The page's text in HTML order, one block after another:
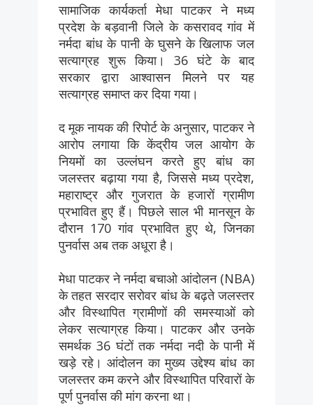
सामाजिक कार्यकर्ता मेधा पाटकर ने मध्य
प्रदेश के बड़वानी जिले के कसरावद गांव में
नर्मदा बांध के पानी के घुसने के खिलाफ जल
सत्याग्रह शुरू किया। 36 घंटे के बाद
सरकार द्वारा आश्वासन मिलने पर यह
सत्याग्रह समाप्त कर दिया गया।
द मूक नायक की रिपोर्ट के अनुसार, पाटकर ने
आरोप लगाया कि केंद्रीय जल आयोग के
नियमों का उल्लंघन करते हुए बांध का
जलस्तर बढ़ाया गया है, जिससे मध्य प्रदेश,
महाराष्ट्र और गुजरात के हजारों ग्रामीण
प्रभावित हुए हैं। पिछले साल भी मानसून के
दौरान 170 गांव प्रभावित हुए थे, जिनका
पुनर्वास अब तक अधूरा है।
मेधा पाटकर ने नर्मदा बचाओ आंदोलन (NBA)
के तहत सरदार सरोवर बांध के बढ़ते जलस्तर
और विस्थापित ग्रामीणों की समस्याओं को
लेकर सत्याग्रह किया। पाटकर और उनके
समर्थक 36 घंटों तक नर्मदा नदी के पानी में
खड़े रहे। आंदोलन का मुख्य उद्देश्य बांध का
जलस्तर कम करने और विस्थापित परिवारों के
पूर्ण पुनर्वास की मांग करना था।